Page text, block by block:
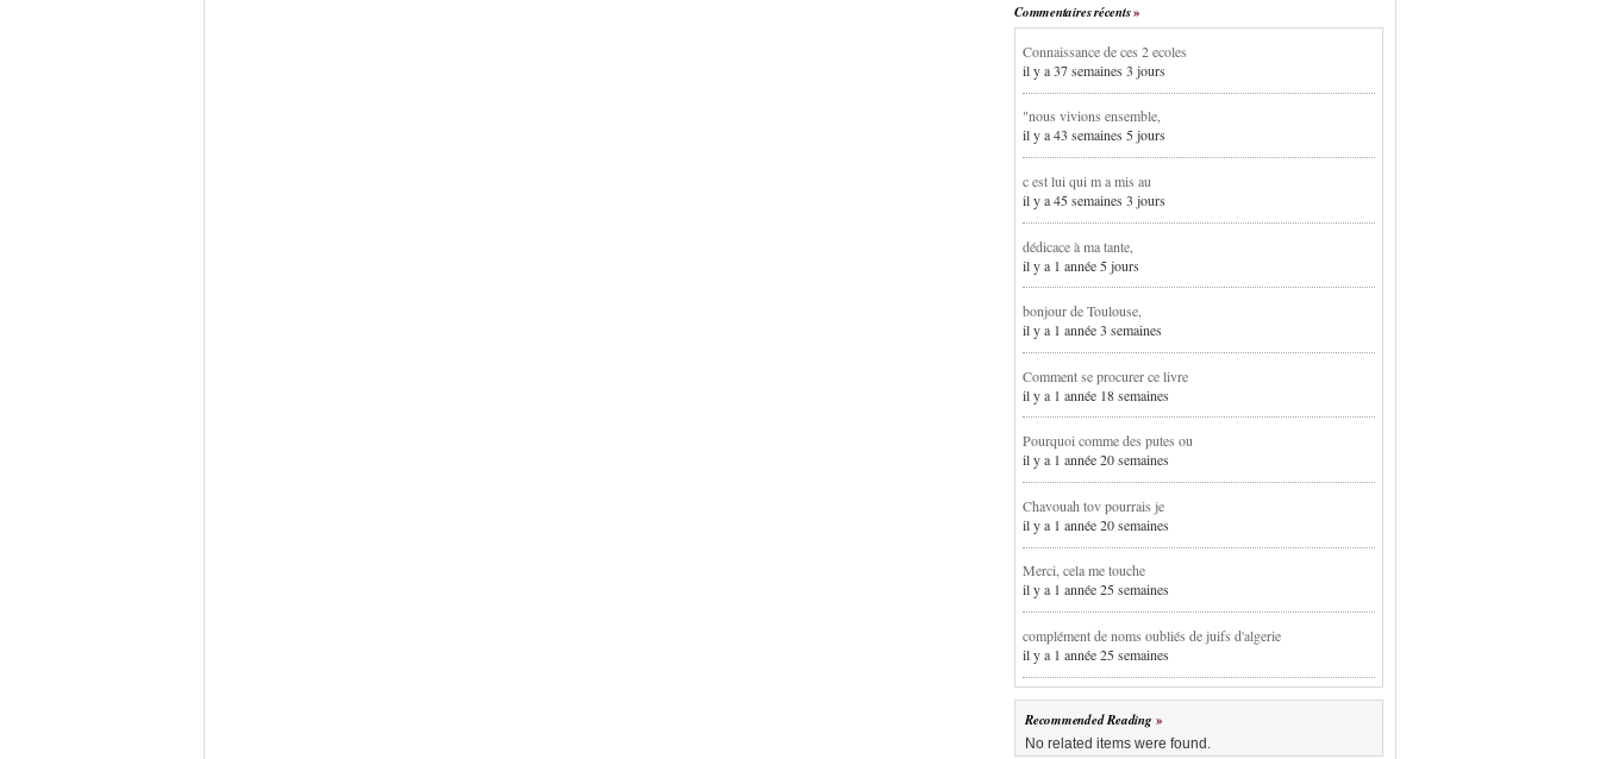
Commentaires récents
Connaissance de ces 2 ecoles
il y a 37 semaines 3 jours
"nous vivions ensemble,
il y a 43 semaines 5 jours
c est lui qui m a mis au
il y a 45 semaines 3 jours
dédicace à ma tante,
il y a 1 année 5 jours
bonjour de Toulouse,
il y a 1 année 3 semaines
Comment se procurer ce livre
il y a 1 année 18 semaines
Pourquoi comme des putes ou
il y a 1 année 20 semaines
Chavouah tov pourrais je
il y a 1 année 20 semaines
Merci, cela me touche
il y a 1 année 25 semaines
complément de noms oubliés de juifs d'algerie
il y a 1 année 25 semaines
Recommended Reading
No related items were found.